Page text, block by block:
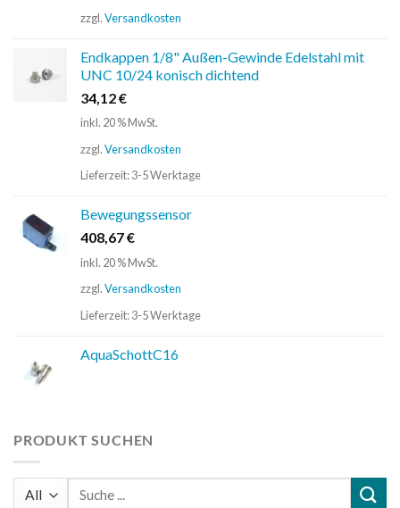
zzgl.Versandkosten
Endkappen 1/8" Außen-Gewinde Edelstahl mit
UNC 10/24 konisch dichtend
34,12€
inkl. 20 % MwSt.
zzgl.Versandkosten
Lieferzeit:3-5 Werktage
Bewegungssensor
408,67€
inkl. 20 % MwSt.
zzgl.Versandkosten
Lieferzeit:3-5 Werktage
AquaSchottC16
PRODUKT SUCHEN
Suchen